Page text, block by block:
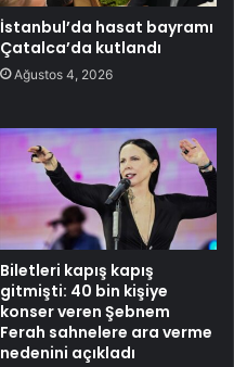
İstanbul’da hasat bayramı
Çatalca’da kutlandı
Ağustos 4, 2026
Biletleri kapış kapış
gitmişti: 40 bin kişiye
konser veren Şebnem
Ferah sahnelere ara verme
nedenini açıkladı